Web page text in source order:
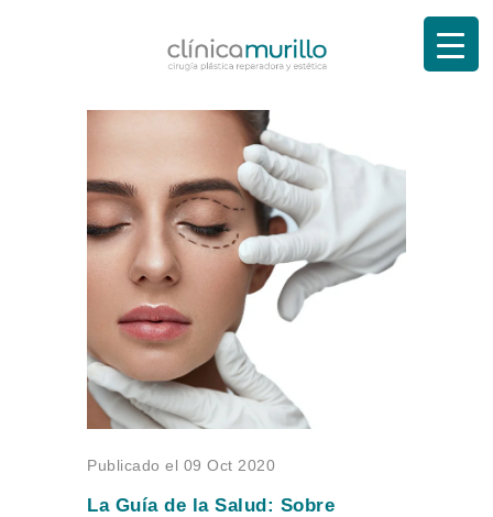
Publicado el 09 Oct 2020
La Guía de la Salud: Sobre